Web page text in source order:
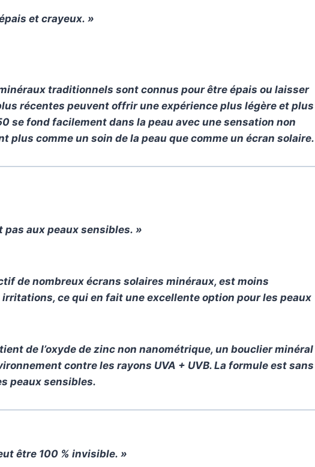
et crayeux. »
traditionnels sont connus pour être épais ou laisser
récentes peuvent offrir une expérience plus légère et plus
se fond facilement dans la peau avec une sensation non
plus comme un soin de la peau que comme un écran solaire.
pas aux peaux sensibles. »
de nombreux écrans solaires minéraux, est moins
ce qui en fait une excellente option pour les peaux
de l’oxyde de zinc non nanométrique, un bouclier minéral
contre les rayons UVA + UVB. La formule est sans
peaux sensibles.
être 100 % invisible. »